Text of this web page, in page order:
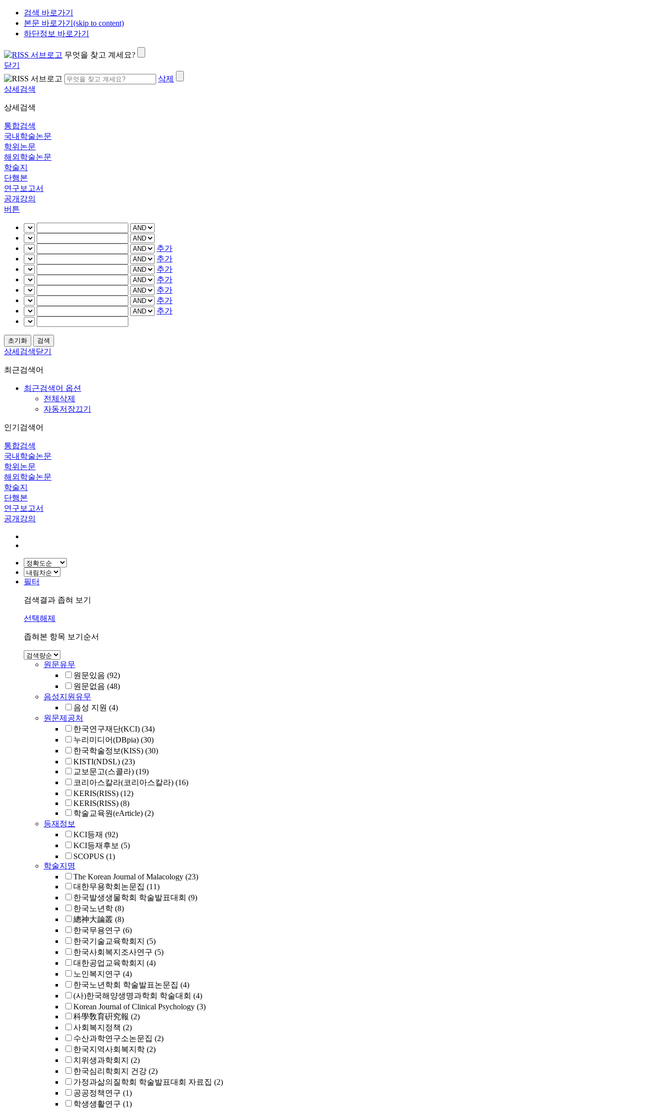
검색 바로가기
본문 바로가기(skip to content)
하단정보 바로가기
무엇을 찾고 계세요?
닫기
삭제
상세검색
상세검색
통합검색
국내학술논문
학위논문
해외학술논문
학술지
단행본
연구보고서
공개강의
버튼
추가
추가
추가
추가
추가
추가
추가
상세검색닫기
최근검색어
최근검색어 옵션
전체삭제
자동저장끄기
인기검색어
통합검색
국내학술논문
학위논문
해외학술논문
학술지
단행본
연구보고서
공개강의
필터
검색결과 좁혀 보기
선택해제
좁혀본 항목 보기순서
원문유무
원문있음 (92)
원문없음 (48)
음성지원유무
음성 지원 (4)
원문제공처
한국연구재단(KCI) (34)
누리미디어(DBpia) (30)
한국학술정보(KISS) (30)
KISTI(NDSL) (23)
교보문고(스콜라) (19)
코리아스칼라(코리아스칼라) (16)
KERIS(RISS) (12)
KERIS(RISS) (8)
학술교육원(eArticle) (2)
등재정보
KCI등재 (92)
KCI등재후보 (5)
SCOPUS (1)
학술지명
The Korean Journal of Malacology (23)
대한무용학회논문집 (11)
한국발생생물학회 학술발표대회 (9)
한국노년학 (8)
總神大論叢 (8)
한국무용연구 (6)
한국기술교육학회지 (5)
한국사회복지조사연구 (5)
대한공업교육학회지 (4)
노인복지연구 (4)
한국노년학회 학술발표논문집 (4)
(사)한국해양생명과학회 학술대회 (4)
Korean Journal of Clinical Psychology (3)
科學敎育硏究報 (2)
사회복지정책 (2)
수산과학연구소논문집 (2)
한국지역사회복지학 (2)
치위생과학회지 (2)
한국심리학회지 건강 (2)
가정과삶의질학회 학술발표대회 자료집 (2)
공공정책연구 (1)
학생생활연구 (1)